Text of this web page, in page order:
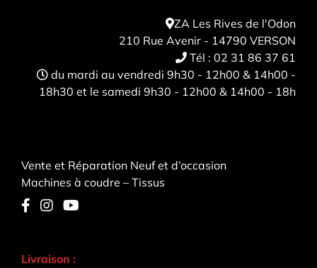
ZA Les Rives de l'Odon
210 Rue Avenir - 14790 VERSON
Tél : 02 31 86 37 61
du mardi au vendredi 9h30 - 12h00 & 14h00 -
18h30 et le samedi 9h30 - 12h00 & 14h00 - 18h
Vente et Réparation Neuf et d’occasion
Machines à coudre – Tissus
Livraison :